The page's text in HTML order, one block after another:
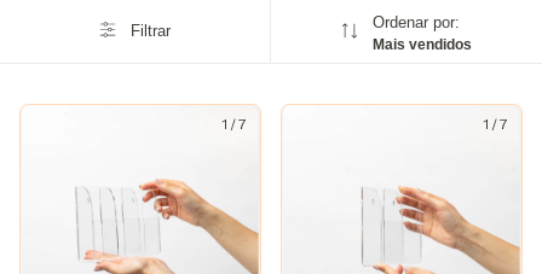
Filtrar Ordenar por:
Mais vendidos
1 /7 1 /7